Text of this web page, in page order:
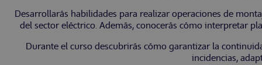
Desarrollarás habilidades para realizar operaciones de
del sector eléctrico. Además, conocerás cómo interpretar
Durante el curso descubrirás cómo garantizar la
incidencias,